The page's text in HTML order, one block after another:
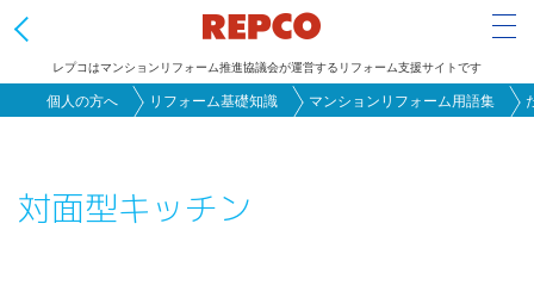
レプコはマンションリフォーム推進協議会が運営するリフォーム支援サイトです
個人の方へ リフォーム基礎知識 マンションリフォーム用語集
対面型キッチン